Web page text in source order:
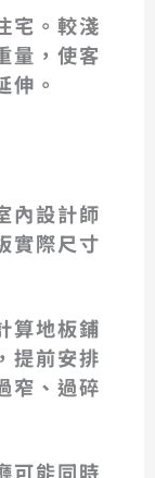
宅。較淺
量，使客
伸。
內設計師
實際尺寸
算地板鋪
提前安排
窄、過碎
可能同時